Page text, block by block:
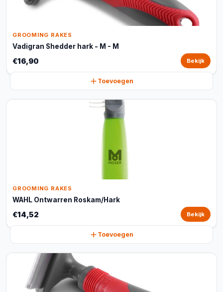
GROOMING RAKES
Vadigran Shedder hark - M - M
€16,90 Bekijk
Toevoegen
GROOMING RAKES
WAHL Ontwarren Roskam/Hark
€14,52 Bekijk
Toevoegen